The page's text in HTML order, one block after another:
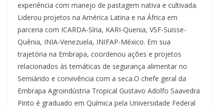
experiência com manejo de pastagem nativa e cultivada.
Liderou projetos na América Latina e na África em
parceria com ICARDA-Síria, KARI-Quenia, VSF-Suisse-
Quênia, INIA-Venezuela, INIFAP-México. Em sua
trajetória na Embrapa, coordenou ações e projetos
relacionados às temáticas de segurança alimentar no
Semiárido e convivência com a seca.O chefe geral da
Embrapa Agroindústria Tropical Gustavo Adolfo Saavedra
Pinto é graduado em Química pela Universidade Federal